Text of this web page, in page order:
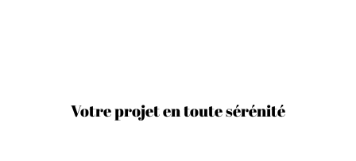
Votre projet en toute sérénité